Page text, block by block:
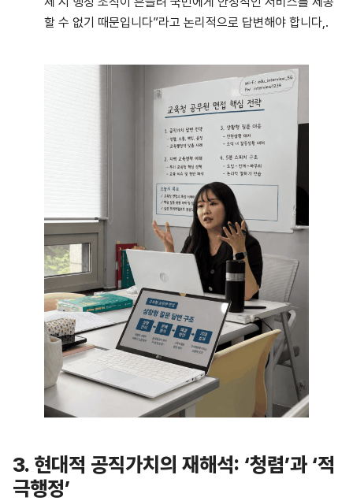
할 수 없기 때문입니다”라고 논리적으로 답변해야 합니다,.
3. 현대적 공직가치의 재해석: ‘청렴’과 ‘적
극행정’